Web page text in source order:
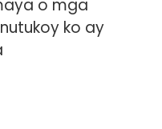
o mga
ko ay